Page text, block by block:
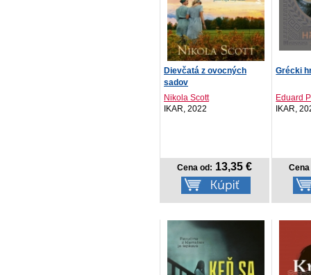
Dievčatá z ovocných
sadov
Nikola Scott
IKAR, 2022
Cena od: 13,35 €
Grécki
Eduard
IKAR,